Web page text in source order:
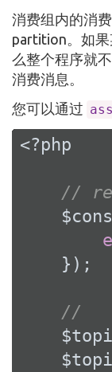
消费组内的消
partition。如果
么整个程序就
消费消息。
您可以通过
<?php
//
    });
//